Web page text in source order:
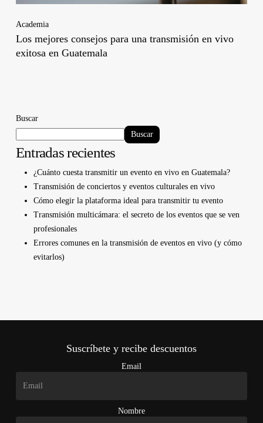
Academia
Los mejores consejos para una transmisión en vivo
exitosa en Guatemala
Buscar
Buscar
Entradas recientes
¿Cuánto cuesta transmitir un evento en vivo en Guatemala?
Transmisión de conciertos y eventos culturales en vivo
Cómo elegir la plataforma ideal para transmitir tu evento
Transmisión multicámara: el secreto de los eventos que se ven
profesionales
Errores comunes en la transmisión de eventos en vivo (y cómo
evitarlos)
Suscríbete y recibe descuentos
Email
Nombre